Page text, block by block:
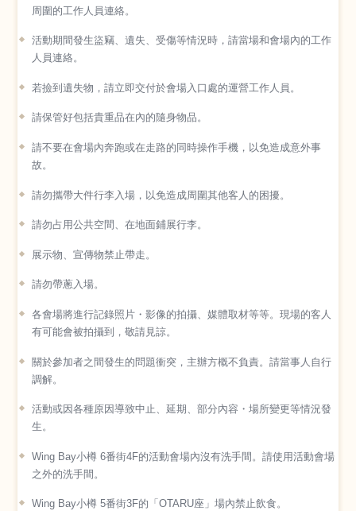
周圍的工作人員連絡。
活動期間發生盜竊、遺失、受傷等情況時，請當場和會場內的工作
人員連絡。
若撿到遺失物，請立即交付於會場入口處的運營工作人員。
請保管好包括貴重品在內的隨身物品。
請不要在會場內奔跑或在走路的同時操作手機，以免造成意外事
故。
請勿攜帶大件行李入場，以免造成周圍其他客人的困擾。
請勿占用公共空間、在地面鋪展行李。
展示物、宣傳物禁止帶走。
請勿帶蔥入場。
各會場將進行記錄照片・影像的拍攝、媒體取材等等。現場的客人
有可能會被拍攝到，敬請見諒。
關於參加者之間發生的問題衝突，主辦方概不負責。請當事人自行
調解。
活動或因各種原因導致中止、延期、部分內容・場所變更等情況發
生。
Wing Bay小樽 6番街4F的活動會場內沒有洗手間。請使用活動會場
之外的洗手間。
Wing Bay小樽 5番街3F的「OTARU座」場內禁止飲食。